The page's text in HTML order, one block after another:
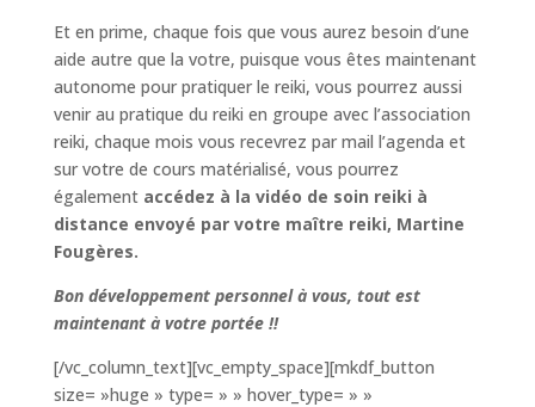
Et en prime, chaque fois que vous aurez besoin d’une
aide autre que la votre, puisque vous êtes maintenant
autonome pour pratiquer le reiki, vous pourrez aussi
venir au pratique du reiki en groupe avec l’association
reiki, chaque mois vous recevrez par mail l’agenda et
sur votre de cours matérialisé, vous pourrez
également accédez à la vidéo de soin reiki à
distance envoyé par votre maître reiki, Martine
Fougères.
Bon développement personnel à vous, tout est
maintenant à votre portée !!
[/vc_column_text][vc_empty_space][mkdf_button
size= »huge » type= » » hover_type= » »